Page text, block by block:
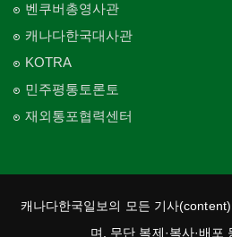
Church-Mission
Church-Independent
교회-기타
교회-구세군
벤쿠버총영사관
캐나다한국대사관
KOTRA
민주평통토론토
재외통포협력센터
캐나다한국일보의 모든 기사
며, 무단 복제·복사·배포